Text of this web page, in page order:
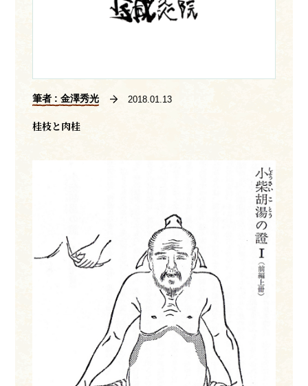
筆者 : 金澤秀光 2018.01.13
桂枝と肉桂